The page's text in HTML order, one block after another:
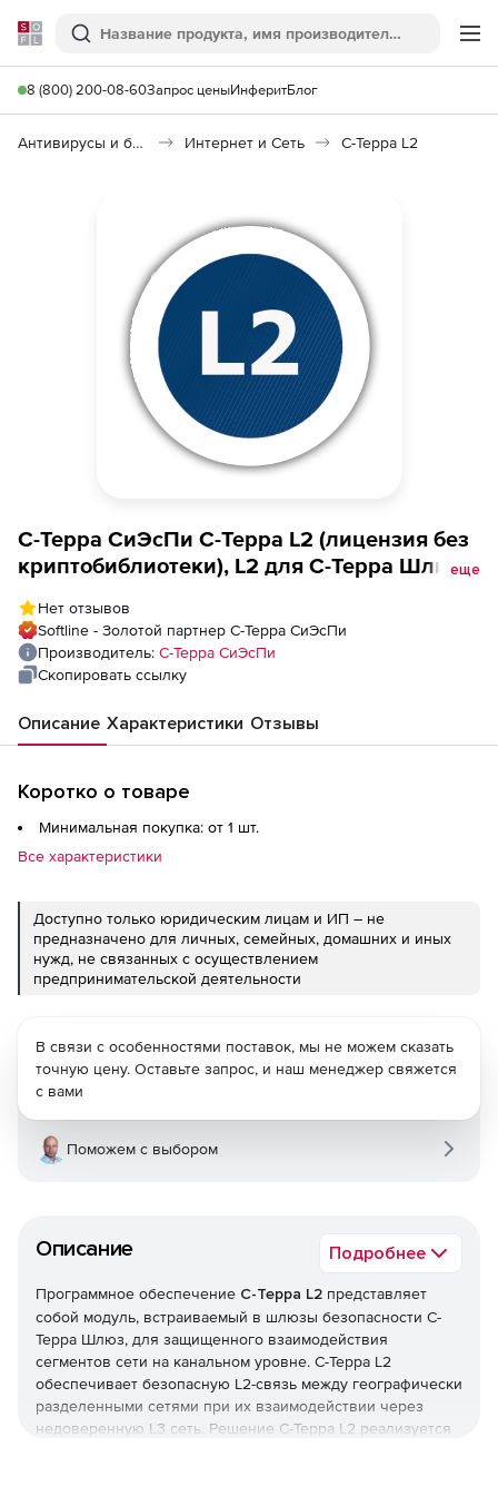
Softline
Поиск
8 (800) 200-08-60Запрос ценыИнферитБлог
Антивирусы и безопасность Интернет и Сеть С-Терра L2
С-Терра СиЭсПи С-Терра L2 (лицензия без
криптобиблиотеки), L2 для С-Терра Шлюзеще
Нет отзывов
Softline - Золотой партнер С-Терра СиЭсПи
Производитель: С-Терра СиЭсПи
Скопировать ссылку
Описание Характеристики Отзывы
Коротко о товаре
Минимальная покупка: от 1 шт.
Все характеристики
Доступно только юридическим лицам и ИП – не
предназначено для личных, семейных, домашних и иных
нужд, не связанных с осуществлением
предпринимательской деятельности
Описание Подробнее
Программное обеспечение С-Терра L2 представляет
собой модуль, встраиваемый в шлюзы безопасности С-
Терра Шлюз, для защищенного взаимодействия
сегментов сети на канальном уровне. С-Терра L2
обеспечивает безопасную L2-связь между географически
разделенными сетями при их взаимодействии через
недоверенную L3 сеть. Решение С-Терра L2 реализуется
В связи с особенностями поставок, мы не можем сказать
точную цену. Оставьте запрос, и наш менеджер свяжется
с вами
Поможем с выбором